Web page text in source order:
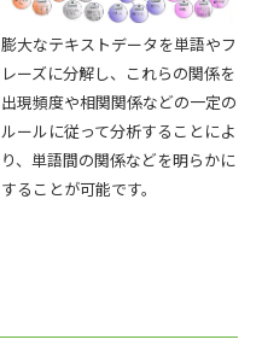
膨大なテキストデータを単語やフ
レーズに分解し、これらの関係を
出現頻度や相関関係などの一定の
ルールに従って分析することによ
り、単語間の関係などを明らかに
することが可能です。